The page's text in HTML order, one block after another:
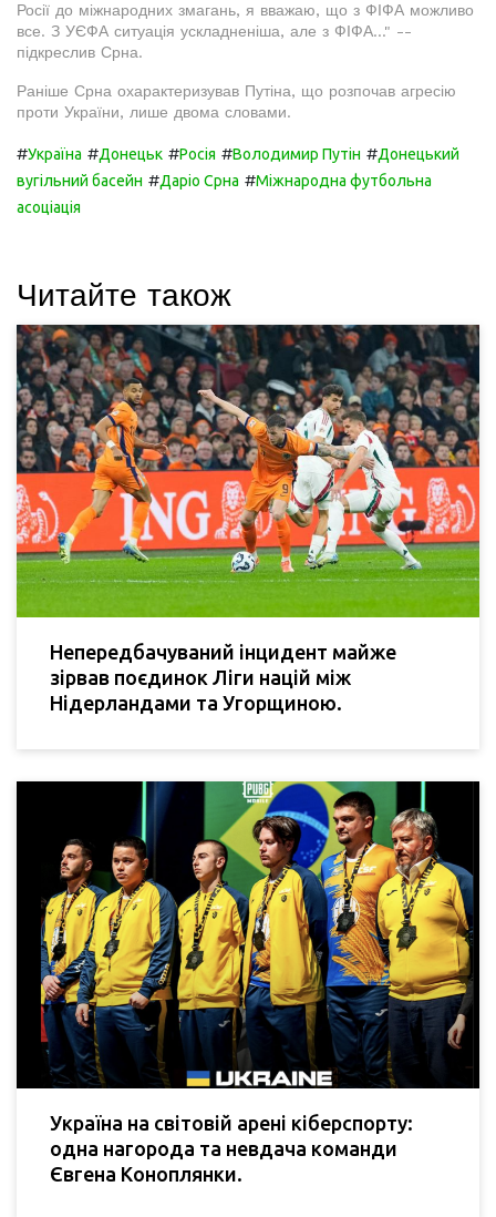
Росії до міжнародних змагань, я вважаю, що з ФІФА можливо
все. З УЄФА ситуація ускладненіша, але з ФІФА..." --
підкреслив Срна.
Раніше Срна охарактеризував Путіна, що розпочав агресію
проти України, лише двома словами.
#Україна #Донецьк #Росія #Володимир Путін #Донецький
вугільний басейн #Даріо Срна #Міжнародна футбольна
асоціація
Читайте також
Непередбачуваний інцидент майже
зірвав поєдинок Ліги націй між
Нідерландами та Угорщиною.
Україна на світовій арені кіберспорту:
одна нагорода та невдача команди
Євгена Коноплянки.